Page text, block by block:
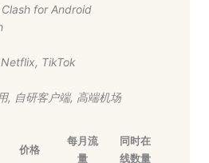
Clash for Android
Netflix, TikTok
, 自研客户端, 高端机场
价格
每月流
量
同时在
线数量